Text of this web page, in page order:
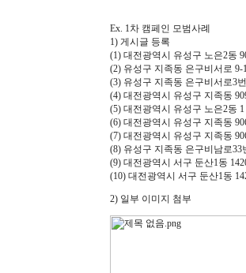
Ex. 1차 캠페인 모범사례
1) 게시글 등록
(1) 대전광역시 유성구 노은2동
(2) 유성구 지족동 은구비서로 9-
(3) 유성구 지족동 은구비서로3
(4) 대전광역시 유성구 지족동
(5) 대전광역시 유성구 노은2동
(6) 대전광역시 유성구 지족동
(7) 대전광역시 유성구 지족동
(8) 유성구 지족동 은구비남로
(9) 대전광역시 서구 둔산1동
(10) 대전광역시 서구 둔산1동
2) 일부 이미지 첨부